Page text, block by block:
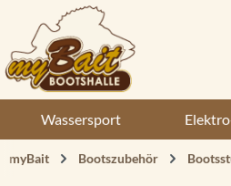
Hauptinhalt springen
Zur Suche springen
Zur Hauptnavigation springen
Wassersport
myBait Bootszubehör